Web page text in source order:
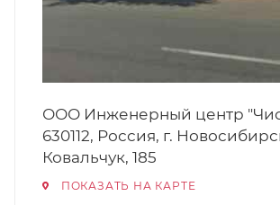
ООО Инженерный центр
630112, Россия, г.
Ковальчук, 185
ПОКАЗАТЬ НА КАРТЕ